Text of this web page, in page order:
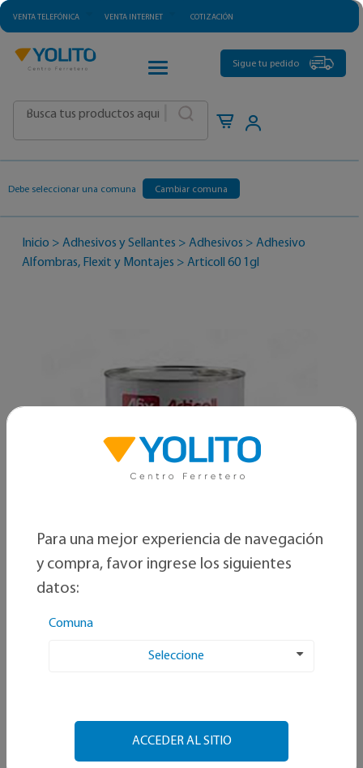
VENTA TELEFÓNICA VENTA INTERNET COTIZACIÓN
CATEGORÍAS
Sigue tu pedido
Debe seleccionar una comuna Cambiar comuna
Inicio > Adhesivos y Sellantes > Adhesivos > Adhesivo
Alfombras, Flexit y Montajes > Articoll 60 1gl
Disponibles:0unidades
$ 40.270 C/U
Para una mejor experiencia de navegación
y compra, favor ingrese los siguientes
datos:
Comuna
Seleccione
ACCEDER AL SITIO